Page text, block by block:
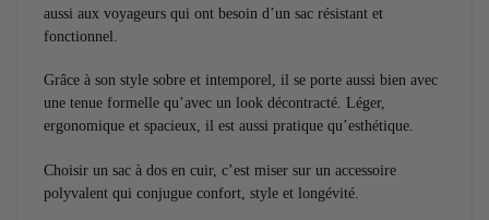
aussi aux voyageurs qui ont besoin d’un sac résistant et
fonctionnel.
Grâce à son style sobre et intemporel, il se porte aussi bien avec
une tenue formelle qu’avec un look décontracté. Léger,
ergonomique et spacieux, il est aussi pratique qu’esthétique.
Choisir un sac à dos en cuir, c’est miser sur un accessoire
polyvalent qui conjugue confort, style et longévité.